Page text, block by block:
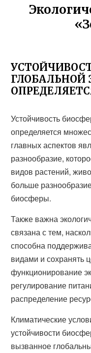
ГЛОБАЛЬНОЙ
Устойчивость
определяется
главных аспектов
разнообразие,
видов растений,
больше
биосферы.
Также важна
связана с тем,
способна
видами и сохранять
функционирование
регулирование
распределение
Климатические
устойчивости
вызванное